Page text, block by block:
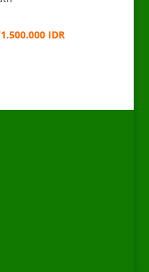
IDR